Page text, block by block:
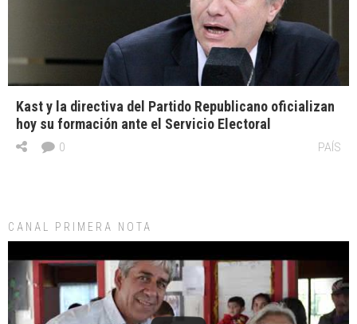
Kast y la directiva del Partido Republicano oficializan
hoy su formación ante el Servicio Electoral
PAÍS
0
CANAL PRIMERA NOTA